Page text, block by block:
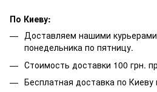
По Киеву:
Доставляем нашими
понедельника по пятницу.
Стоимость доставки 100 грн.
Бесплатная доставка по Киеву